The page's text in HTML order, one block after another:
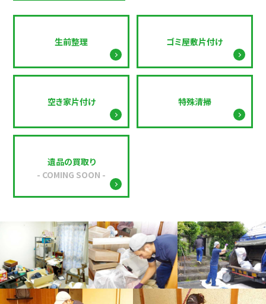
生前整理 ゴミ屋敷片付け
空き家片付け 特殊清掃
遺品の買取り